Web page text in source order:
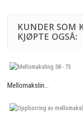
KUNDER SOM
KJØPTE OGSÅ:
Mellomakslin...